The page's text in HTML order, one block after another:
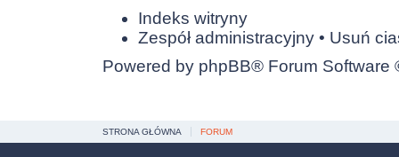
Indeks witryny
Zespół administracyjny • Usuń
Powered by phpBB® Forum Software
STRONA GŁÓWNA FORUM